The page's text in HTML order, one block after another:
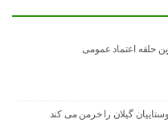
گیلان را خرمن می کند